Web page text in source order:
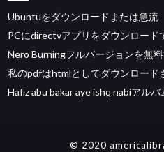
Ubuntuをダウンロードまたは急流
PCにdirectvアプリをダウンロード
Nero Burningフルバージョンを無
私のpdfはhtmlとしてダウンロード
Hafiz abu bakar aye ishq nabiアル
© 2020